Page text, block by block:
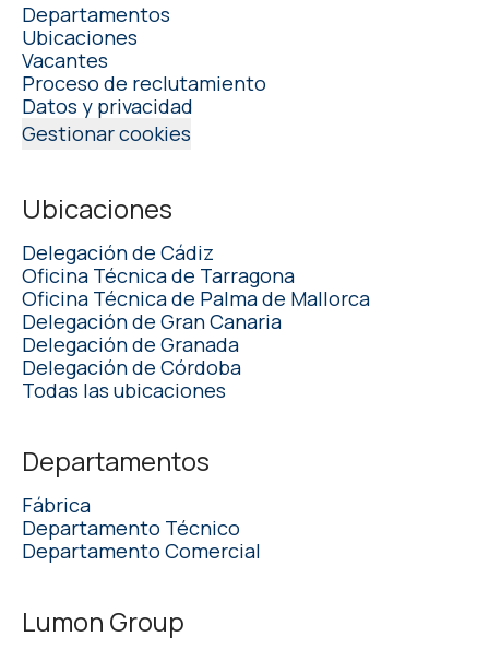
Departamentos
Ubicaciones
Vacantes
Proceso de reclutamiento
Datos y privacidad
Gestionar cookies
Ubicaciones
Delegación de Cádiz
Oficina Técnica de Tarragona
Oficina Técnica de Palma de Mallorca
Delegación de Gran Canaria
Delegación de Granada
Delegación de Córdoba
Todas las ubicaciones
Departamentos
Fábrica
Departamento Técnico
Departamento Comercial
Lumon Group